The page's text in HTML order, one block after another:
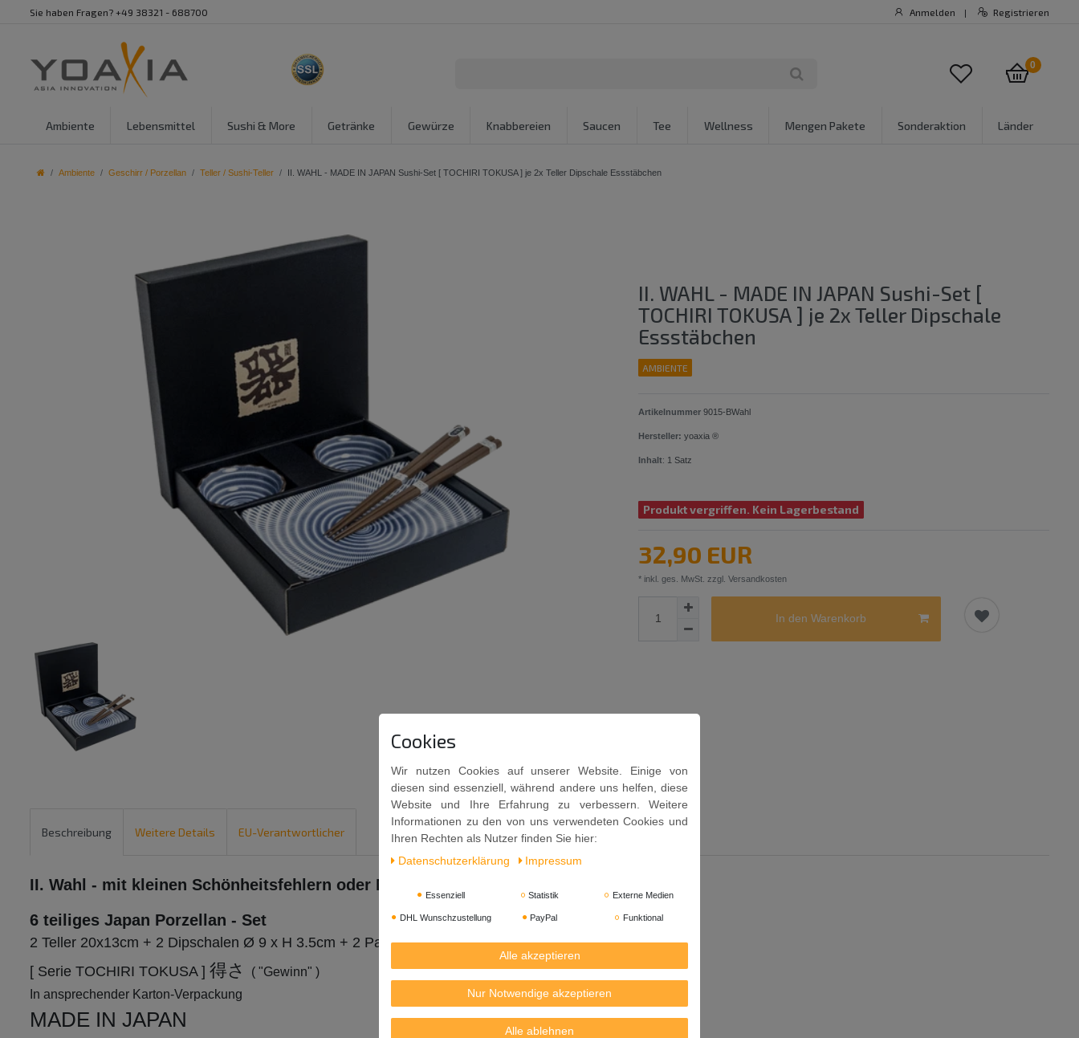
Sie haben Fragen? +49 38321 - 688700 Anmelden | Registrieren
0
Ambiente Lebensmittel Sushi & More Getränke Gewürze Knabbereien Saucen Tee Wellness Mengen Pakete Sonderaktion Länder
Ambiente Geschirr / Porzellan Teller / Sushi-Teller II. WAHL - MADE IN JAPAN Sushi-Set [ TOCHIRI TOKUSA ] je 2x Teller Dipschale Essstäbchen
II. WAHL - MADE IN JAPAN Sushi-Set [
TOCHIRI TOKUSA ] je 2x Teller Dipschale
Essstäbchen
AMBIENTE
Artikelnummer9015-BWahl
Hersteller: yoaxia ®
Inhalt: 1 Satz
Produkt vergriffen. Kein Lagerbestand
32,90 EUR
* inkl. ges. MwSt. zzgl. Versandkosten
In den Warenkorb
Beschreibung Weitere Details EU-Verantwortlicher
II. Wahl - mit kleinen Schönheitsfehlern oder Macken!
6 teiliges Japan Porzellan - Set
2 Teller 20x13cm + 2 Dipschalen Ø 9 x H 3.5cm + 2 Paar Essstäbchen
[ Serie TOCHIRI TOKUSA ] 得さ
( "Gewinn" )
In ansprechender Karton-Verpackung
MADE IN JAPAN
Cookies
Wir nutzen Cookies auf unserer Website. Einige von
diesen sind essenziell, während andere uns helfen, diese
Website und Ihre Erfahrung zu verbessern. Weitere
Informationen zu den von uns verwendeten Cookies und
Ihren Rechten als Nutzer finden Sie hier:
Daten­schutz­erklärung
Impressum
Essenziell Statistik Externe Medien
DHL Wunschzustellung PayPal Funktional
Alle akzeptieren
Nur Notwendige akzeptieren
Alle ablehnen